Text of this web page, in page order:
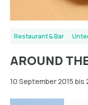
Restaurant & Bar
AROUND
10 September 2015 bis